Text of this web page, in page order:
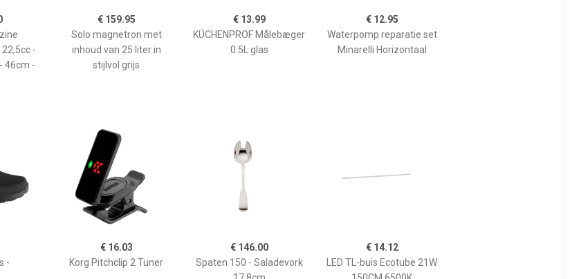
-
46cm -
€ 159.95
Solo magnetron met
inhoud van 25 liter in
stijlvol grijs
€ 13.99
KÜCHENPROF Målebæger
0.5L glas
€ 12.95
Waterpomp reparatie set
Minarelli Horizontaal
-
€ 16.03
Korg Pitchclip 2 Tuner
€ 146.00
Spaten 150 - Saladevork
€ 14.12
LED TL-buis Ecotube 21W